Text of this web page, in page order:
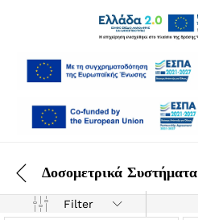
Δοσομετρικά Συστήματα
Filter